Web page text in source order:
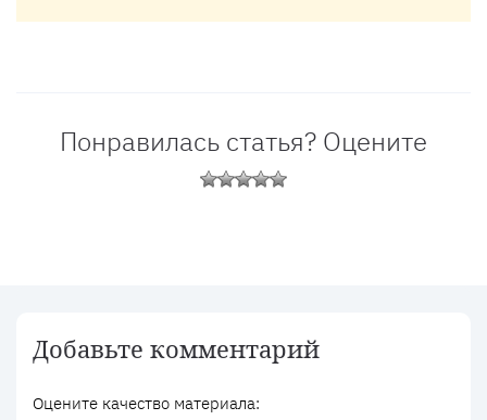
Понравилась статья? Оцените
Добавьте комментарий
Оцените качество материала: